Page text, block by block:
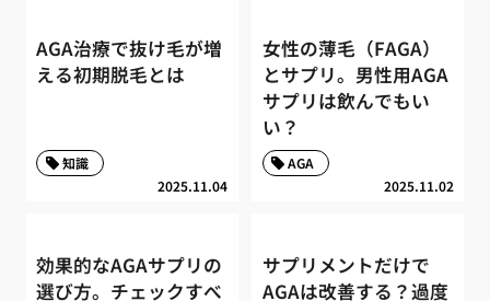
AGA治療で抜け毛が増
える初期脱毛とは
2025.11.04
知識
女性の薄毛（FAGA）
とサプリ。男性用AGA
サプリは飲んでもい
い？
2025.11.02
AGA
効果的なAGAサプリの
選び方。チェックすべ
サプリメントだけで
AGAは改善する？過度